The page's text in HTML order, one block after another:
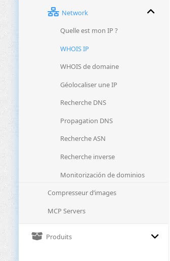
Network
Quelle est mon IP ?
WHOIS IP
WHOIS de domaine
Géolocaliser une IP
Recherche DNS
Propagation DNS
Recherche ASN
Recherche inverse
Monitorización de dominios
Compresseur d’images
MCP Servers
Produits